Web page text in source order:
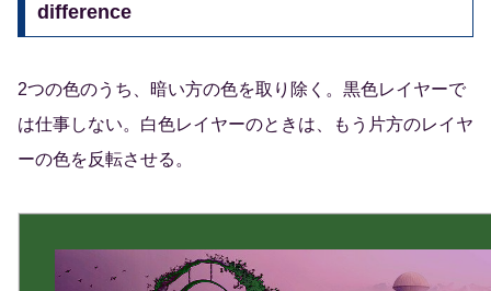
difference
2つの色のうち、暗い方の色を取り除く。黒色レイヤーで
は仕事しない。白色レイヤーのときは、もう片方のレイヤ
ーの色を反転させる。